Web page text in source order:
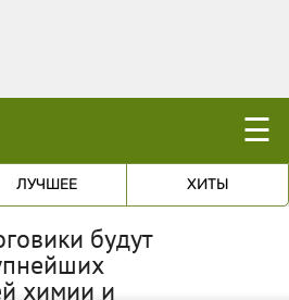
☰
ЛУЧШЕЕ ХИТЫ
будут
химии и